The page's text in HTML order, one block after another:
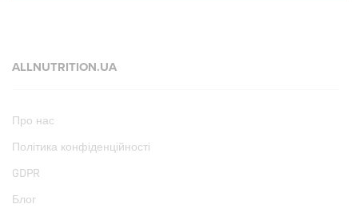
ALLNUTRITION.UA
Про нас
Політика конфіденційності
GDPR
Блог